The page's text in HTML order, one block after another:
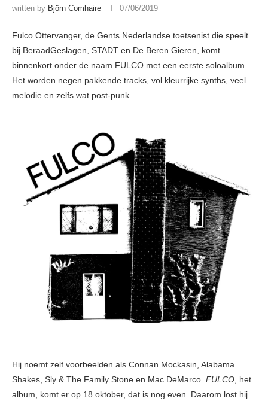
written by Björn Comhaire 07/06/2019
Fulco Ottervanger, de Gents Nederlandse toetsenist die speelt
bij BeraadGeslagen, STADT en De Beren Gieren, komt
binnenkort onder de naam FULCO met een eerste soloalbum.
Het worden negen pakkende tracks, vol kleurrijke synths, veel
melodie en zelfs wat post-punk.
Hij noemt zelf voorbeelden als Connan Mockasin, Alabama
Shakes, Sly & The Family Stone en Mac DeMarco. FULCO, het
album, komt er op 18 oktober, dat is nog even. Daarom lost hij